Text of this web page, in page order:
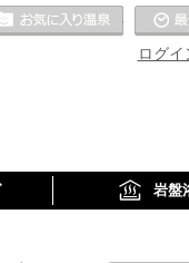
ログイ
お気に
岩盤